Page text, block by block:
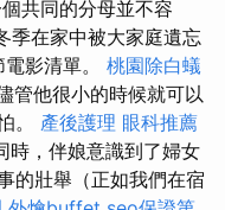
共同的分母並不容
季在家中被大家庭遺忘
影清單。 桃園除白蟻
管他很小的時候就可以
。 產後護理 眼科推薦
時，伴娘意識到了婦女
的壯舉（正如我們在宿